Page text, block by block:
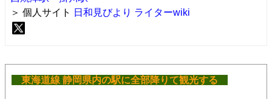
＞ 個人サイト
日和見びより ライターwiki
東海道線 静岡県内の駅に全部降りて観光する